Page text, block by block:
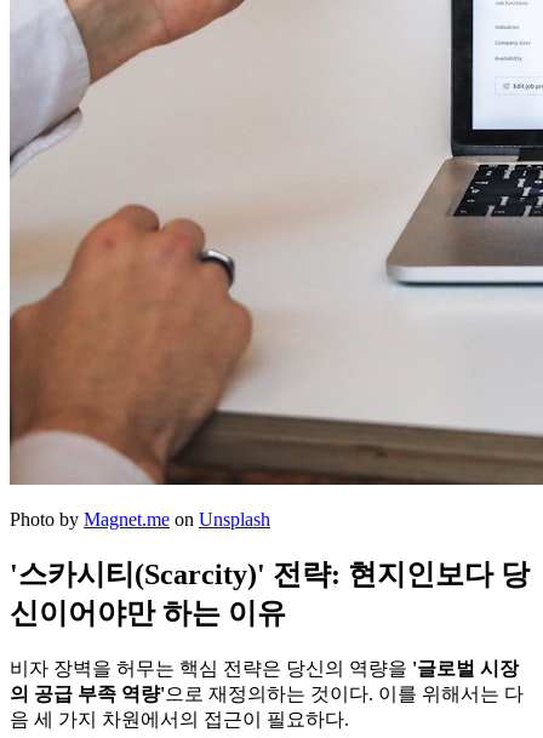
Photo by Magnet.me on Unsplash
'스카시티(Scarcity)' 전략: 현지인보다 당
신이어야만 하는 이유
비자 장벽을 허무는 핵심 전략은 당신의 역량을 '글로벌 시장
의 공급 부족 역량'​으로 재정의하는 것이다. 이를 위해서는 다
음 세 가지 차원에서의 접근이 필요하다.